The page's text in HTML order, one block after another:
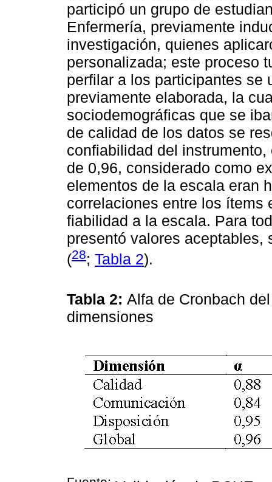
participó un grupo de
Enfermería, previamente
investigación, quienes
personalizada; este proceso
perfilar a los participantes se
previamente elaborada, la
sociodemográficas que se
de calidad de los datos se
confiabilidad del
de 0,96, considerado como
elementos de la escala eran
correlaciones entre los ítems
fiabilidad a la escala. Para
presentó valores aceptables,
(28; Tabla 2).
Tabla 2: Alfa de Cronbach
dimensiones